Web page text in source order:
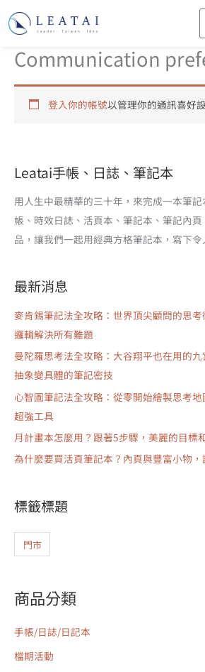
Leatai手帳、日誌、筆記本
用人生中最精華的三十年，來完成一本筆
帳、時效日誌、活頁本、筆記本、筆記內
品，讓我們一起用經典方格筆記本，寫下令
最新消息
麥肯錫筆記法全攻略：世界頂尖顧問的思考
邏輯解決所有難題
曼陀羅思考法全攻略：大谷翔平也在用的
抽象變具體的筆記密技
心智圖筆記法全攻略：從零開始繪製思考
超強工具
月計畫本怎麼用？跟著5步驟，美麗的目標
為什麼要買活頁筆記本？內頁與豐富小物
標籤標題
門市
商品分類
手帳/日誌/日記本
檔期活動
Communication
登入你的帳號以管理你的通訊喜好